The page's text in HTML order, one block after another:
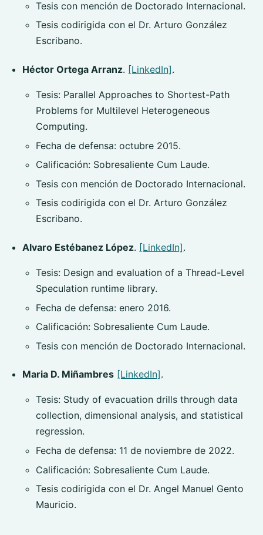
Tesis con mención de Doctorado Internacional.
Tesis codirigida con el Dr. Arturo González
Escribano.
Héctor Ortega Arranz. [LinkedIn].
Tesis: Parallel Approaches to Shortest-Path
Problems for Multilevel Heterogeneous
Computing.
Fecha de defensa: octubre 2015.
Calificación: Sobresaliente Cum Laude.
Tesis con mención de Doctorado Internacional.
Tesis codirigida con el Dr. Arturo González
Escribano.
Alvaro Estébanez López. [LinkedIn].
Tesis: Design and evaluation of a Thread-Level
Speculation runtime library.
Fecha de defensa: enero 2016.
Calificación: Sobresaliente Cum Laude.
Tesis con mención de Doctorado Internacional.
Maria D. Miñambres [LinkedIn].
Tesis: Study of evacuation drills through data
collection, dimensional analysis, and statistical
regression.
Fecha de defensa: 11 de noviembre de 2022.
Calificación: Sobresaliente Cum Laude.
Tesis codirigida con el Dr. Angel Manuel Gento
Mauricio.